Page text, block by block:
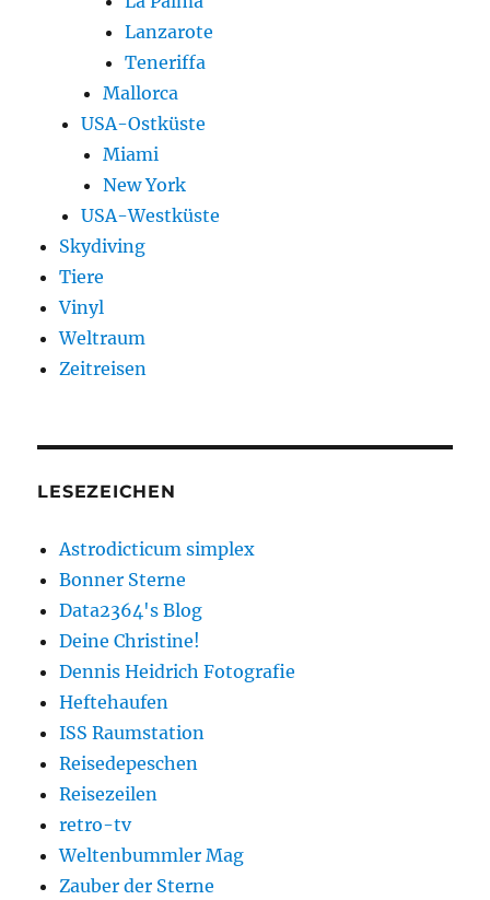
Lanzarote
Teneriffa
Mallorca
USA-Ostküste
Miami
New York
USA-Westküste
Skydiving
Tiere
Vinyl
Weltraum
Zeitreisen
LESEZEICHEN
Astrodicticum simplex
Bonner Sterne
Data2364's Blog
Deine Christine!
Dennis Heidrich Fotografie
Heftehaufen
ISS Raumstation
Reisedepeschen
Reisezeilen
retro-tv
Weltenbummler Mag
Zauber der Sterne